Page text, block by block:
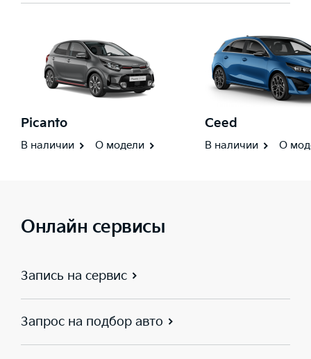
Picanto
В наличии О модели
Ceed
В наличии О
Онлайн сервисы
Запись на сервис
Запрос на подбор авто